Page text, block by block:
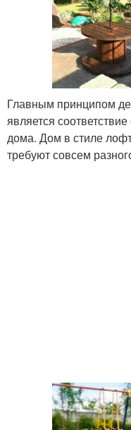
Главным принципом
является
дома. Дом в стиле
требуют совсем